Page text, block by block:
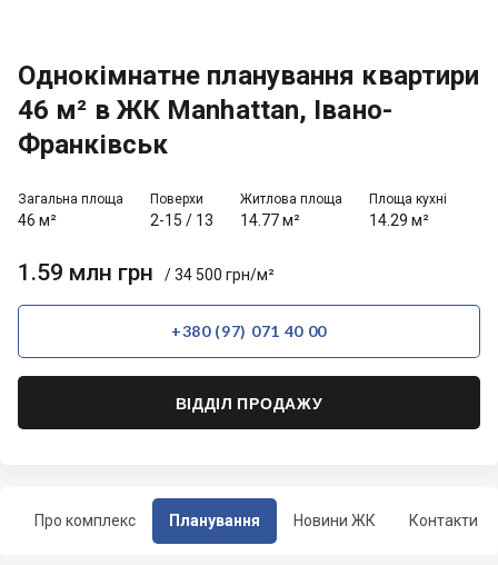
Про комплекс Планування Новини ЖК Контакти
Однокімнатне планування квартири
46 м² в ЖК Manhattan, Івано-
Франківськ
Загальна площа
46 м²
Поверхи
2-15 / 13
Житлова площа
14.77 м²
Площа кухні
14.29 м²
1.59 млн грн / 34 500 грн/м²
+380 (97) 071 40 00
ВІДДІЛ ПРОДАЖУ